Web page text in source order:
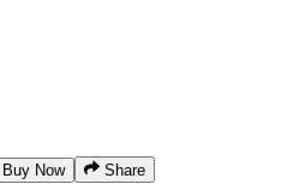
Buy Now Share